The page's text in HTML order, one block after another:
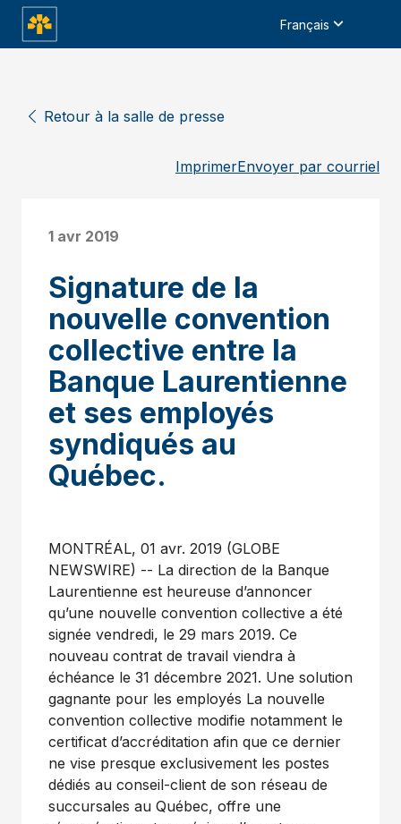
Français
Retour à la salle de presse
ImprimerEnvoyer par courriel
1 avr 2019
Signature de la
nouvelle convention
collective entre la
Banque Laurentienne
et ses employés
syndiqués au
Québec.
MONTRÉAL, 01 avr. 2019 (GLOBE
NEWSWIRE) -- La direction de la Banque
Laurentienne est heureuse d’annoncer
qu’une nouvelle convention collective a été
signée vendredi, le 29 mars 2019. Ce
nouveau contrat de travail viendra à
échéance le 31 décembre 2021. Une solution
gagnante pour les employés La nouvelle
convention collective modifie notamment le
certificat d’accréditation afin que ce dernier
ne vise presque exclusivement les postes
dédiés au conseil-client de son réseau de
succursales au Québec, offre une